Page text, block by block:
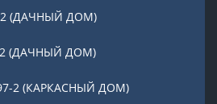
(ДАЧНЫЙ ДОМ)
(ДАЧНЫЙ ДОМ)
2 (КАРКАСНЫЙ ДОМ)